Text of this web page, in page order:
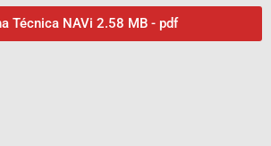
Técnica NAVi 2.58 MB - pdf